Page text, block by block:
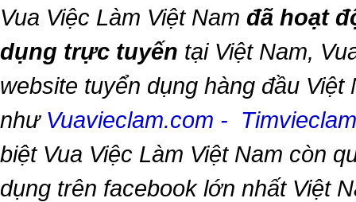
Vua Việc Làm Việt Nam đã hoạt
dụng trực tuyến tại Việt Nam,
website tuyển dụng hàng đầu Việt
như Vuavieclam.com -
biệt Vua Việc Làm Việt Nam còn
dụng trên facebook lớn nhất Việt